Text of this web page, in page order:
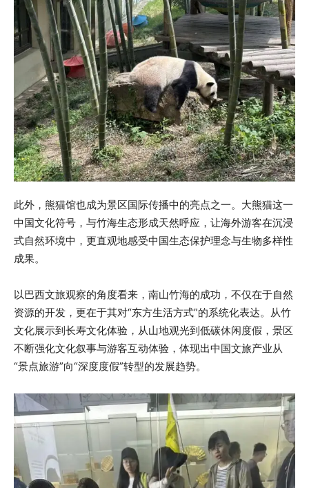
此外，熊猫馆也成为景区国际传播中的亮点之一。大熊猫这一
中国文化符号，与竹海生态形成天然呼应，让海外游客在沉浸
式自然环境中，更直观地感受中国生态保护理念与生物多样性
成果。
以巴西文旅观察的角度看来，南山竹海的成功，不仅在于自然
资源的开发，更在于其对“东方生活方式”的系统化表达。从竹
文化展示到长寿文化体验，从山地观光到低碳休闲度假，景区
不断强化文化叙事与游客互动体验，体现出中国文旅产业从
“景点旅游”向“深度度假”转型的发展趋势。